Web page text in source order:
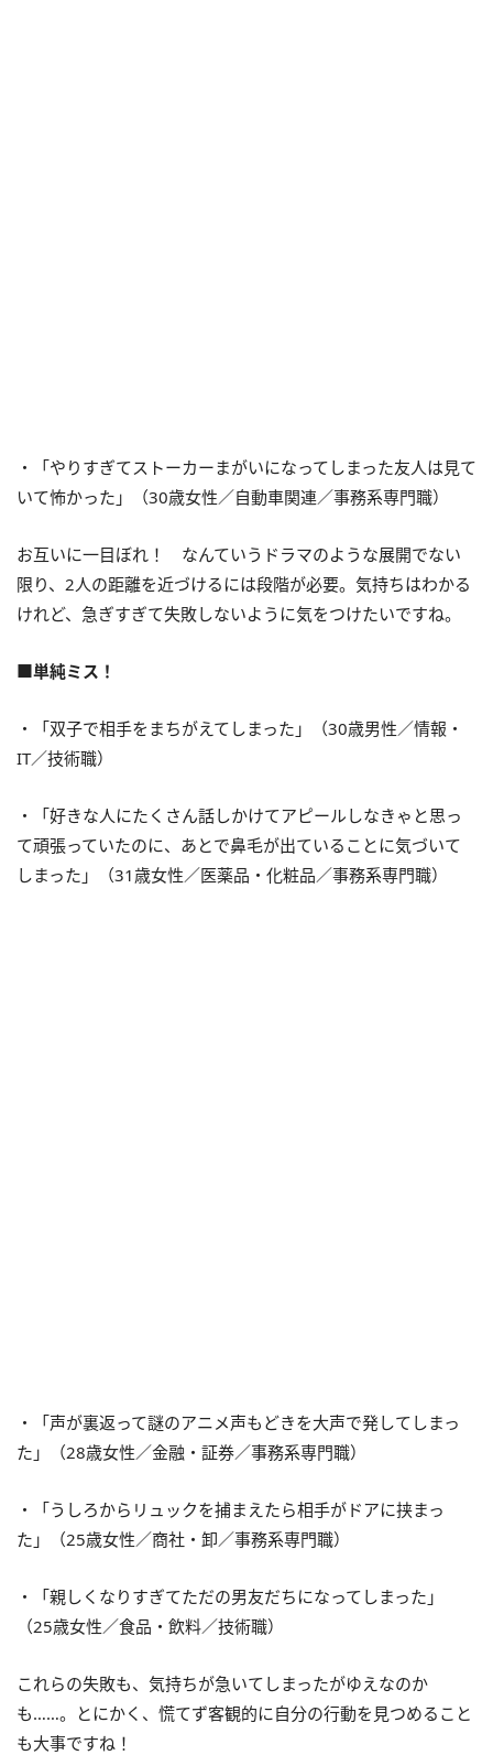
・「やりすぎてストーカーまがいになってしまった友人は見て
いて怖かった」（30歳女性／自動車関連／事務系専門職）
お互いに一目ぼれ！ なんていうドラマのような展開でない
限り、2人の距離を近づけるには段階が必要。気持ちはわかる
けれど、急ぎすぎて失敗しないように気をつけたいですね。
■単純ミス！
・「双子で相手をまちがえてしまった」（30歳男性／情報・
IT／技術職）
・「好きな人にたくさん話しかけてアピールしなきゃと思っ
て頑張っていたのに、あとで鼻毛が出ていることに気づいて
しまった」（31歳女性／医薬品・化粧品／事務系専門職）
・「声が裏返って謎のアニメ声もどきを大声で発してしまっ
た」（28歳女性／金融・証券／事務系専門職）
・「うしろからリュックを捕まえたら相手がドアに挟まっ
た」（25歳女性／商社・卸／事務系専門職）
・「親しくなりすぎてただの男友だちになってしまった」
（25歳女性／食品・飲料／技術職）
これらの失敗も、気持ちが急いてしまったがゆえなのか
も……。とにかく、慌てず客観的に自分の行動を見つめること
も大事ですね！